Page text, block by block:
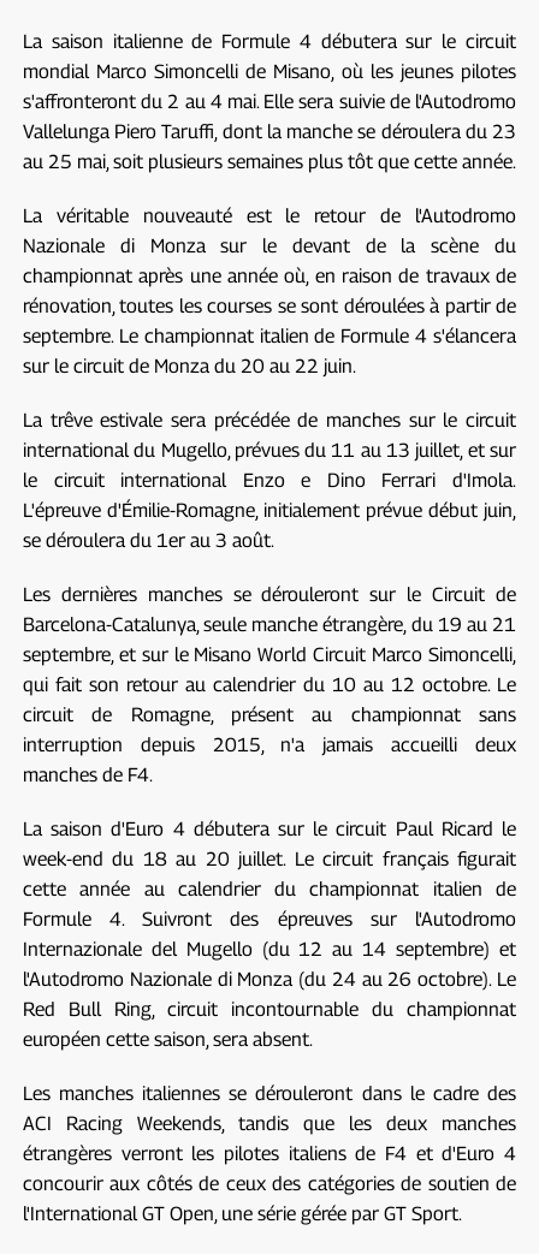
La saison italienne de Formule 4 débutera sur le circuit
mondial Marco Simoncelli de Misano, où les jeunes pilotes
s'affronteront du 2 au 4 mai. Elle sera suivie de l'Autodromo
Vallelunga Piero Taruffi, dont la manche se déroulera du 23
au 25 mai, soit plusieurs semaines plus tôt que cette année.
La véritable nouveauté est le retour de l'Autodromo
Nazionale di Monza sur le devant de la scène du
championnat après une année où, en raison de travaux de
rénovation, toutes les courses se sont déroulées à partir de
septembre. Le championnat italien de Formule 4 s'élancera
sur le circuit de Monza du 20 au 22 juin.
La trêve estivale sera précédée de manches sur le circuit
international du Mugello, prévues du 11 au 13 juillet, et sur
le circuit international Enzo e Dino Ferrari d'Imola.
L'épreuve d'Émilie-Romagne, initialement prévue début juin,
se déroulera du 1er au 3 août.
Les dernières manches se dérouleront sur le Circuit de
Barcelona-Catalunya, seule manche étrangère, du 19 au 21
septembre, et sur le Misano World Circuit Marco Simoncelli,
qui fait son retour au calendrier du 10 au 12 octobre. Le
circuit de Romagne, présent au championnat sans
interruption depuis 2015, n'a jamais accueilli deux
manches de F4.
La saison d'Euro 4 débutera sur le circuit Paul Ricard le
week-end du 18 au 20 juillet. Le circuit français figurait
cette année au calendrier du championnat italien de
Formule 4. Suivront des épreuves sur l'Autodromo
Internazionale del Mugello (du 12 au 14 septembre) et
l'Autodromo Nazionale di Monza (du 24 au 26 octobre). Le
Red Bull Ring, circuit incontournable du championnat
européen cette saison, sera absent.
Les manches italiennes se dérouleront dans le cadre des
ACI Racing Weekends, tandis que les deux manches
étrangères verront les pilotes italiens de F4 et d'Euro 4
concourir aux côtés de ceux des catégories de soutien de
l'International GT Open, une série gérée par GT Sport.